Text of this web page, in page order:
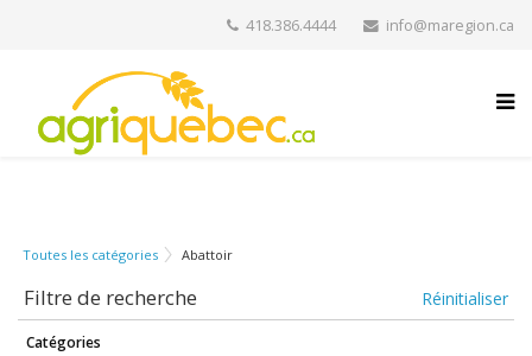
418.386.4444 info@maregion.ca
Toutes les catégories Abattoir
Filtre de recherche Réinitialiser
Catégories